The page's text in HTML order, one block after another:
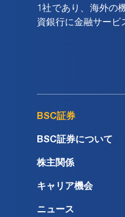
1社であり、海外の
資銀行に金融サービ
BSC証券
BSC証券について
株主関係
キャリア機会
ニュース